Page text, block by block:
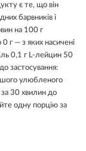
є те, що він
барвників і
на 100 г
г — з яких насичені
0,1 г L-лейцин 50
застосування:
улюбленого
за 30 хвилин до
одну порцію за